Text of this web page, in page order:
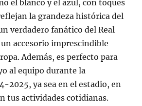
el blanco y el azul, con toques
la grandeza histórica del
verdadero fanático del Real
accesorio imprescindible
Además, es perfecto para
al equipo durante la
2025, ya sea en el estadio, en
tus actividades cotidianas.